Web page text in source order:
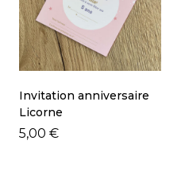
Invitation anniversaire
Licorne
5,00 €